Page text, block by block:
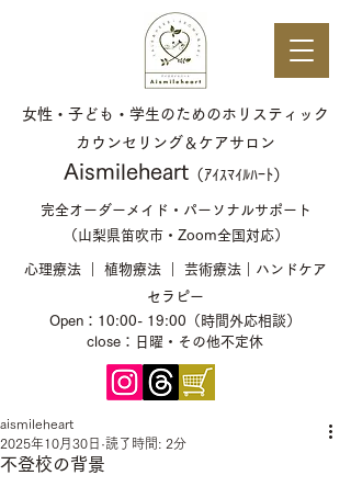
女性・子ども・学生のためのホリスティック
カウンセリング＆ケアサロン
​Aismileheart（ｱｲｽﾏｲﾙﾊｰﾄ）​​
Open：10:00- 19:00（時間外応相談）
close：日曜・その他不定休
心理療法 ｜ 植物療法 ｜ 芸術療法｜ハンドケア
セラピー
完全オーダーメイド・パーソナルサポート
（山梨県笛吹市・Zoom全国対応）
不登校の背景
aismileheart
2025年10月30日 読了時間: 2分